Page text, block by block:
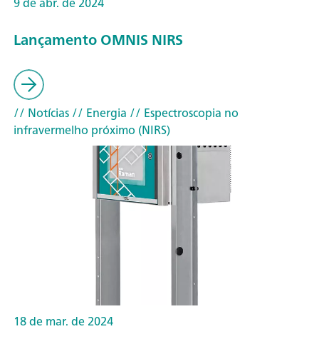
Lançamento OMNIS NIRS
// Notícias// Energia // Espectroscopia no
infravermelho próximo (NIRS)
18 de mar. de 2024